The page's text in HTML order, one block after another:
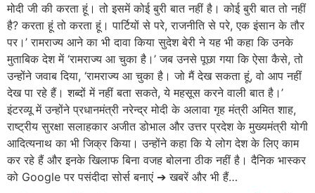
मोदी जी की करता हूं। तो इसमें कोई बुरी बात नहीं है। कोई बुरी बात तो नहीं
है? करता हूं तो करता हूं। पार्टियों से परे, राजनीति से परे, एक इंसान के तौर
पर।’ रामराज्य आने का भी दावा किया सुदेश बेरी ने यह भी कहा कि उनके
मुताबिक देश में ‘रामराज्य आ चुका है।’ जब उनसे पूछा गया कि ऐसा कैसे, तो
उन्होंने जवाब दिया, ‘रामराज्य आ चुका है। जो मैं देख सकता हूं, वो आप नहीं
देख पा रहे हैं। शब्दों में नहीं बता सकते, ये महसूस करने वाली बात है।’
इंटरव्यू में उन्होंने प्रधानमंत्री नरेन्द्र मोदी के अलावा गृह मंत्री अमित शाह,
राष्ट्रीय सुरक्षा सलाहकार अजीत डोभाल और उत्तर प्रदेश के मुख्यमंत्री योगी
आदित्यनाथ का भी जिक्र किया। उन्होंने कहा कि ये लोग देश के लिए काम
कर रहे हैं और इनके खिलाफ बिना वजह बोलना ठीक नहीं है। दैनिक भास्कर
को Google पर पसंदीदा सोर्स बनाएं ➔ खबरें और भी हैं…